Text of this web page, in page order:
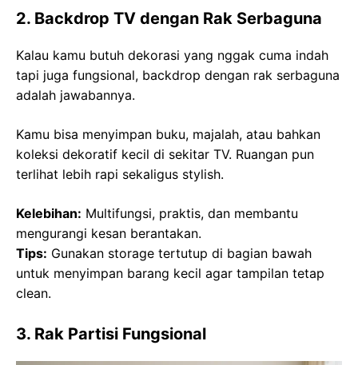
2. Backdrop TV dengan Rak Serbaguna
Kalau kamu butuh dekorasi yang nggak cuma indah
tapi juga fungsional, backdrop dengan rak serbaguna
adalah jawabannya.
Kamu bisa menyimpan buku, majalah, atau bahkan
koleksi dekoratif kecil di sekitar TV. Ruangan pun
terlihat lebih rapi sekaligus stylish.
Kelebihan: Multifungsi, praktis, dan membantu
mengurangi kesan berantakan.
Tips: Gunakan storage tertutup di bagian bawah
untuk menyimpan barang kecil agar tampilan tetap
clean.
3. Rak Partisi Fungsional